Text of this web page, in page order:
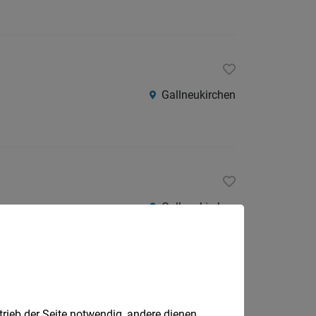
Gallneukirchen
Gallneukirchen